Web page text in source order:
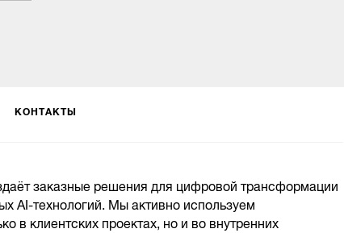
КОНТАКТЫ
заказные решения для цифровой трансформации
AI-технологий. Мы активно используем
в клиентских проектах, но и во внутренних